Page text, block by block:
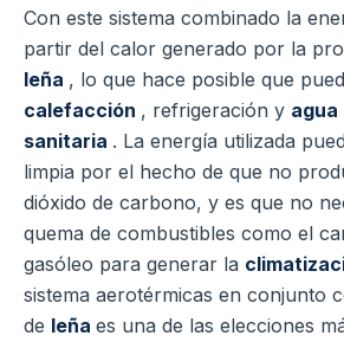
Con este sistema combinado la
partir del calor generado por la
leña , lo que hace posible que
calefacción , refrigeración y
sanitaria . La energía utilizada
limpia por el hecho de que no
dióxido de carbono, y es que no
quema de combustibles como el
gasóleo para generar la
sistema aerotérmicas en conjunto
de leña es una de las elecciones